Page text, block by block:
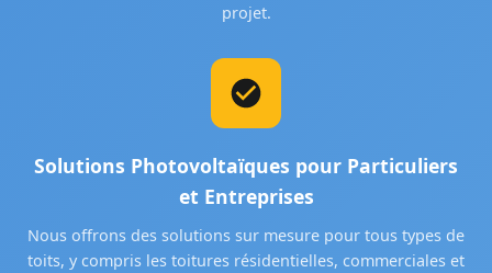
projet.
Solutions Photovoltaïques pour Particuliers
et Entreprises
Nous offrons des solutions sur mesure pour tous types de
toits, y compris les toitures résidentielles, commerciales et